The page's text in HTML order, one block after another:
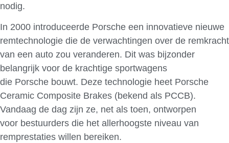
nodig.
In 2000 introduceerde Porsche een innovatieve nieuwe
remtechnologie die de verwachtingen over de remkracht
van een auto zou veranderen. Dit was bijzonder
belangrijk voor de krachtige sportwagens
die Porsche bouwt. Deze technologie heet Porsche
Ceramic Composite Brakes (bekend als PCCB).
Vandaag de dag zijn ze, net als toen, ontworpen
voor bestuurders die het allerhoogste niveau van
remprestaties willen bereiken.